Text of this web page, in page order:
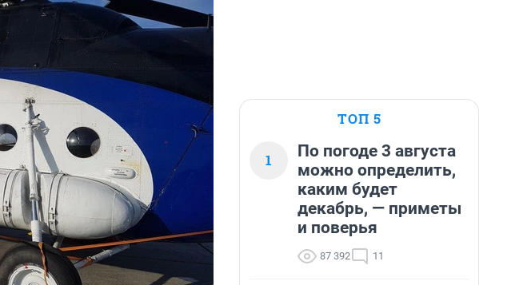
ТОП 5
1
По погоде 3 августа
можно определить,
каким будет
декабрь, — приметы
и поверья
87 392 11